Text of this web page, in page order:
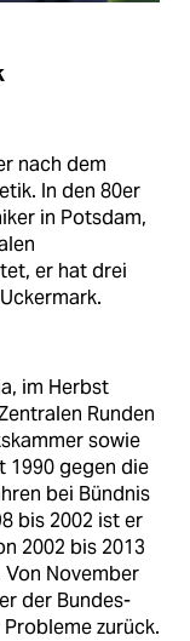
nach dem
In den 80er
in Potsdam,
er hat drei
im Herbst
Runden
sowie
1990 gegen die
bei Bündnis
bis 2002 ist er
2002 bis 2013
November
der Bundes-
zurück.